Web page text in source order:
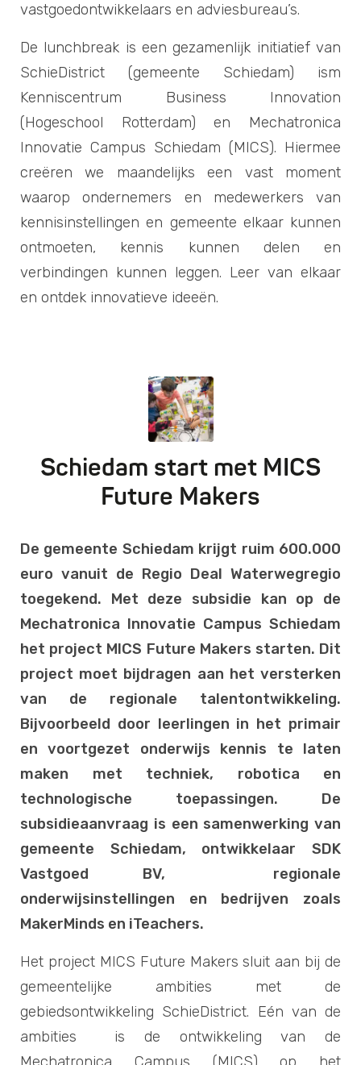
vastgoedontwikkelaars en adviesbureau’s.
De lunchbreak is een gezamenlijk initiatief van
SchieDistrict (gemeente Schiedam) ism
Kenniscentrum Business Innovation
(Hogeschool Rotterdam) en Mechatronica
Innovatie Campus Schiedam (MICS). Hiermee
creëren we maandelijks een vast moment
waarop ondernemers en medewerkers van
kennisinstellingen en gemeente elkaar kunnen
ontmoeten, kennis kunnen delen en
verbindingen kunnen leggen. Leer van elkaar
en ontdek innovatieve ideeën.
Schiedam start met MICS
Future Makers
De gemeente Schiedam krijgt ruim 600.000
euro vanuit de Regio Deal Waterwegregio
toegekend. Met deze subsidie kan op de
Mechatronica Innovatie Campus Schiedam
het project MICS Future Makers starten. Dit
project moet bijdragen aan het versterken
van de regionale talentontwikkeling.
Bijvoorbeeld door leerlingen in het primair
en voortgezet onderwijs kennis te laten
maken met techniek, robotica en
technologische toepassingen. De
subsidieaanvraag is een samenwerking van
gemeente Schiedam, ontwikkelaar SDK
Vastgoed BV, regionale
onderwijsinstellingen en bedrijven zoals
MakerMinds en iTeachers.
Het project MICS Future Makers sluit aan bij de
gemeentelijke ambities met de
gebiedsontwikkeling SchieDistrict. Eén van de
ambities is de ontwikkeling van de
Mechatronica Campus (MICS) op het